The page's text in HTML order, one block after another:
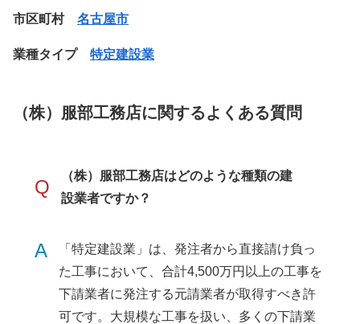
市区町村 名古屋市
業種タイプ 特定建設業
（株）服部工務店に関するよくある質問
Q
（株）服部工務店はどのような種類の建
設業者ですか？
A
「特定建設業」は、発注者から直接請け負っ
た工事において、合計4,500万円以上の工事を
下請業者に発注する元請業者が取得すべき許
可です。大規模な工事を扱い、多くの下請業